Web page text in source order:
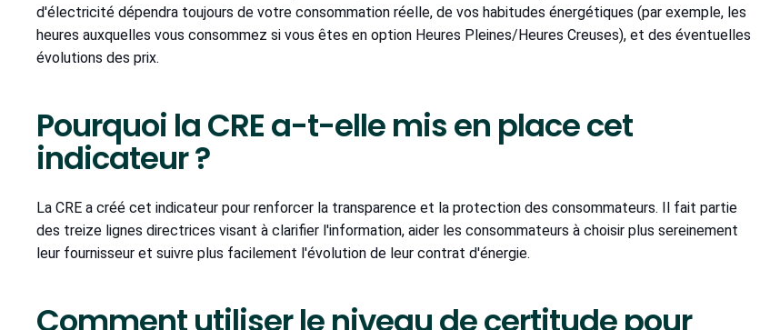
d'électricité dépendra toujours de votre consommation réelle, de vos habitudes énergétiques (par exemple, les
heures auxquelles vous consommez si vous êtes en option Heures Pleines/Heures Creuses), et des éventuelles
évolutions des prix.
Pourquoi la CRE a-t-elle mis en place cet
indicateur ?
La CRE a créé cet indicateur pour renforcer la transparence et la protection des consommateurs. Il fait partie
des treize lignes directrices visant à clarifier l'information, aider les consommateurs à choisir plus sereinement
leur fournisseur et suivre plus facilement l'évolution de leur contrat d'énergie.
Comment utiliser le niveau de certitude pour